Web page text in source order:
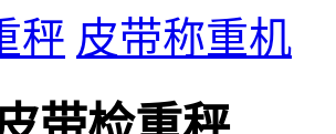
秤 皮带称重机